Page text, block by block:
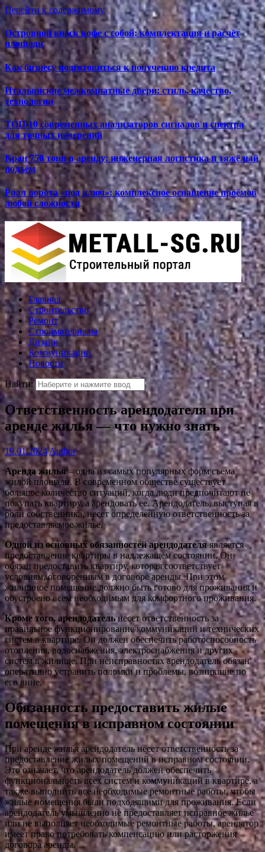
Перейти к содержимому
Островной киоск кофе с собой: комплектация и расчёт
площади
Как бизнесу подготовиться к получению кредита
Итальянские межкомнатные двери: стиль, качество,
технологии
ТОП-10 современных анализаторов сигналов и спектра
для точных измерений
Кран 750 тонн в аренду: инженерная логистика и тяжёлый
подъём
Ролл ворота «под ключ»: комплексное оснащение проёмов
любой сложности
Главная
Строительство
Ремонт
Стройматериалы
Дизайн
Коммуникации
Новости
Найти:
Ответственность арендодателя при
аренде жилья — что нужно знать
19.01.2024Author
Аренда жилья– одна из самых популярных форм съема
жилой площади. В современном обществе существует
большое количество ситуаций, когда люди предпочитают не
покупать квартиру, а арендовать ее. Арендодатель, выступая в
роли собственника, несет определенную ответственность за
предоставляемое жилье.
Одной из основных обязанностей арендодателяявляется
предоставление квартиры в надлежащем состоянии. Он
обязан предоставить квартиру, которая соответствует
условиям, оговоренным в договоре аренды. При этом
жилищное помещение должно быть готово для проживания и
обустроено всем необходимым для комфортного проживания.
Кроме того, арендодательнесет ответственность за
правильное функционирование коммуникаций и технических
систем в квартире. Он должен обеспечить работоспособность
отопления, водоснабжения, электроснабжения и других
систем в жилище. При неисправностях арендодатель обязан
оперативно устранить поломки и проблемы, возникшие по
его вине.
Обязанность предоставить жилые
помещения в исправном состоянии
При аренде жилья арендодатель несет ответственность за
предоставление жилых помещений в исправном состоянии.
Это означает, что арендодатель должен обеспечить
функциональность всех систем и коммуникаций в квартире, а
также выполнить все необходимые ремонтные работы, чтобы
жилые помещения были подходящими для проживания. Если
арендодатель умышленно не предоставляет исправное жилье
или не выполняет необходимые ремонтные работы, арендатор
имеет право потребовать компенсацию или расторжения
договора аренды.